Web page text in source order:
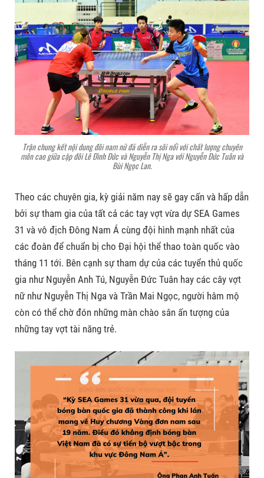
Trận chung kết nội dung đôi nam nữ đã diễn ra sôi nổi với chất lượng chuyên
môn cao giữa cặp đôi Lê Đình Đức và Nguyễn Thị Nga với Nguyễn Đức Tuân và
Bùi Ngọc Lan.
Theo các chuyên gia, kỳ giải năm nay sẽ gay cấn và hấp dẫn
bởi sự tham gia của tất cả các tay vợt vừa dự SEA Games
31 và vô địch Đông Nam Á cùng đội hình mạnh nhất của
các đoàn để chuẩn bị cho Đại hội thể thao toàn quốc vào
tháng 11 tới. Bên cạnh sự tham dự của các tuyển thủ quốc
gia như Nguyễn Anh Tú, Nguyễn Đức Tuân hay các cây vợt
nữ như Nguyễn Thị Nga và Trần Mai Ngọc, người hâm mộ
còn có thể chờ đón những màn chào sân ấn tượng của
những tay vợt tài năng trẻ.